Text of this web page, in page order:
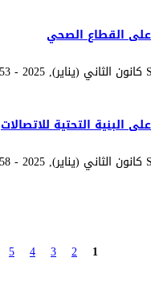
على القطاع الصحي
البنية التحتية للاتصالات
1
2
3
4
5